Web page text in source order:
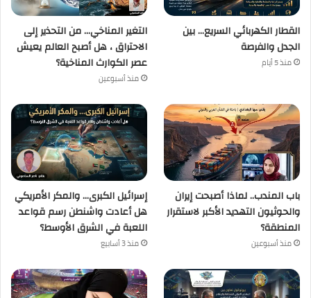
القطار الكهربائي السريع… بين
الجدل والفرصة
منذ 5 أيام
التغير المناخي… من التحذير إلى
الاحتراق ، هل أصبح العالم يعيش
عصر الكوارث المناخية؟
منذ أسبوعين
باب المندب.. لماذا أصبحت إيران
والحوثيون التهديد الأكبر لاستقرار
المنطقة؟
منذ أسبوعين
إسرائيل الكبرى… والمكر الأمريكي
هل أعادت واشنطن رسم قواعد
اللعبة في الشرق الأوسط؟
منذ 3 أسابيع